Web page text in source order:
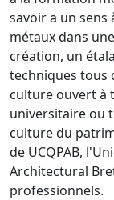
savoir a un sens
métaux dans
création, un
techniques tous
culture ouvert à
universitaire ou
culture du
de UCQPAB,
Architectural
professionnels.